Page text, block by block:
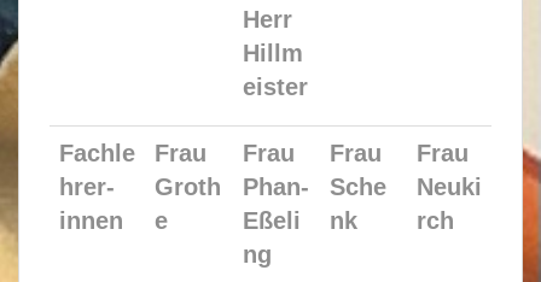
Herr
Hillm
eister
Fachle
hrer-
innen
Frau
Groth
e
Frau
Phan-
Eßeli
ng
Frau
Sche
nk
Frau
Neuki
rch